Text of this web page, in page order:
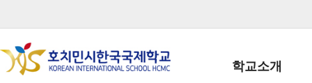
학교소개